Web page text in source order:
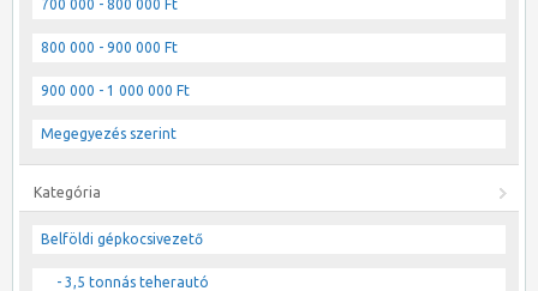
700 000 - 800 000 Ft
800 000 - 900 000 Ft
900 000 - 1 000 000 Ft
Megegyezés szerint
Kategória
Belföldi gépkocsivezető
- 3,5 tonnás teherautó